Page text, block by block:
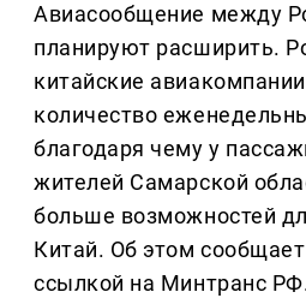
Авиасообщение между
планируют расширить.
китайские
количество
благодаря чему у
жителей Самарской
больше возможностей
Китай. Об этом сообщает
ссылкой на Минтранс